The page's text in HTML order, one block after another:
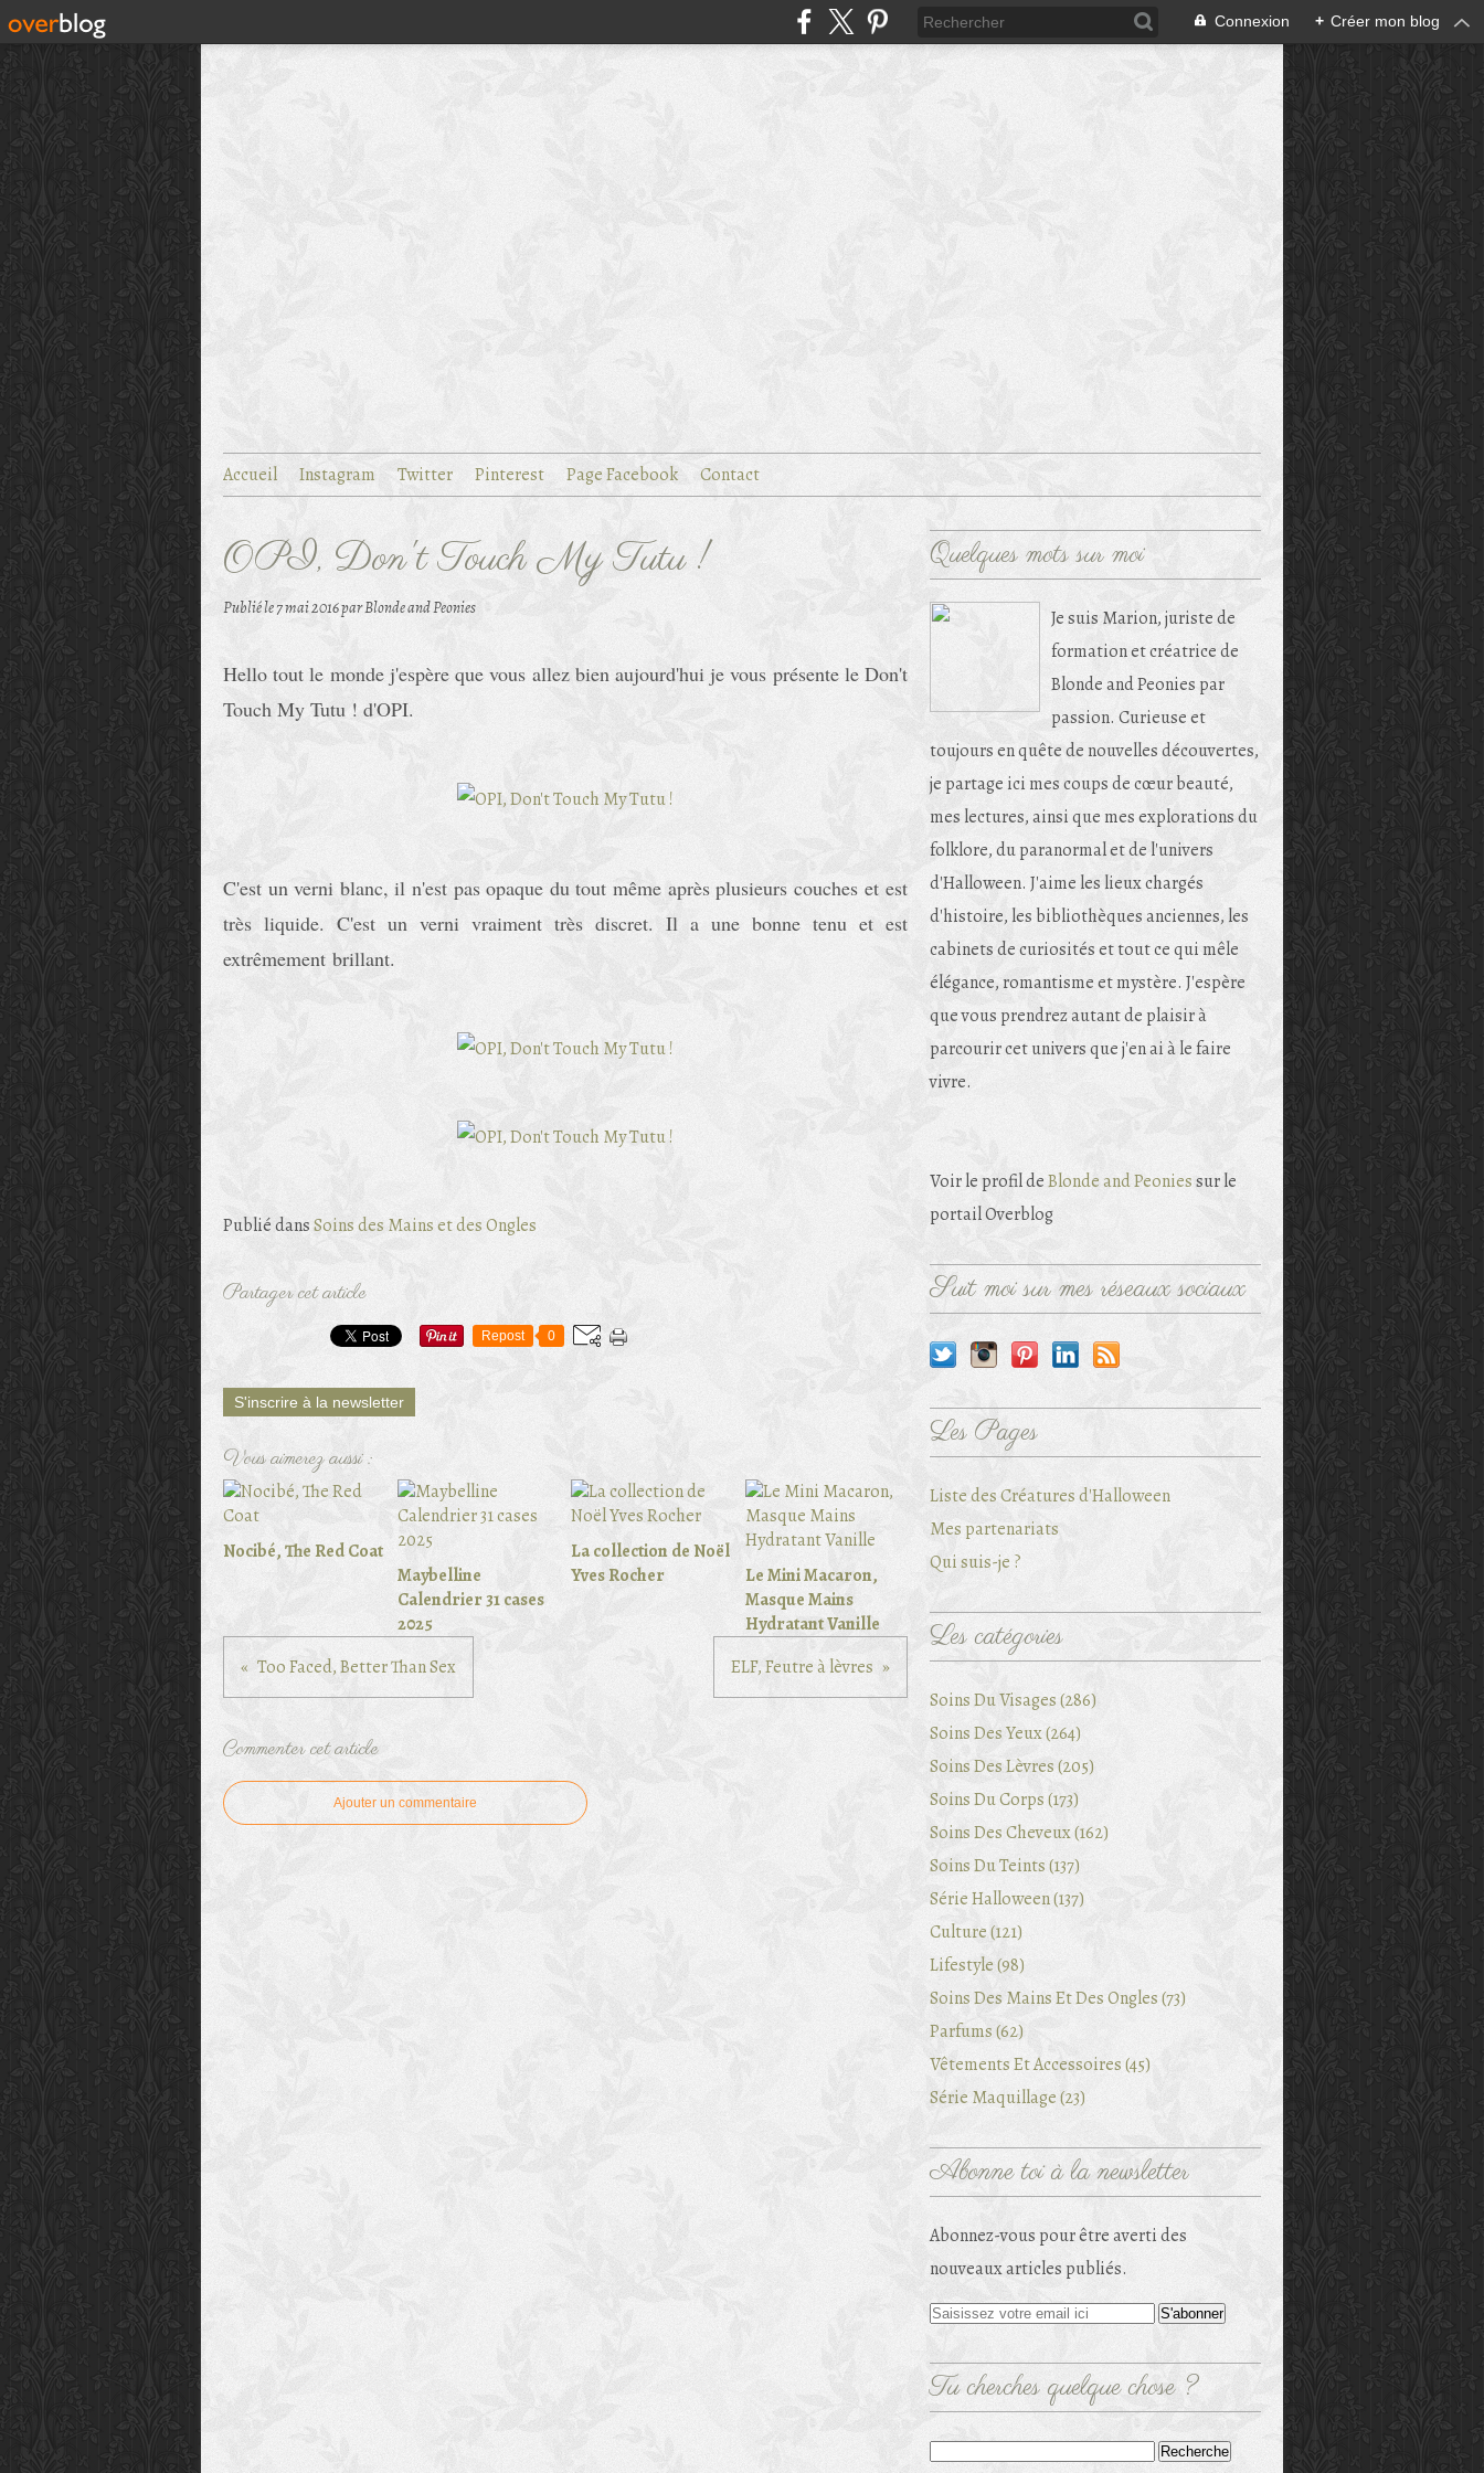
Connexion + Créer mon blog
Accueil Instagram Twitter Pinterest Page Facebook Contact
OPI, Don't Touch My Tutu !
Publié le7 mai 2016par Blonde and Peonies
Hello tout le monde j'espère que vous allez bien aujourd'hui je vous présente le Don't
Touch My Tutu ! d'OPI.
C'est un verni blanc, il n'est pas opaque du tout même après plusieurs couches et est
très liquide. C'est un verni vraiment très discret. Il a une bonne tenu et est
extrêmement brillant.
Publié dansSoins des Mains et des Ongles
Partager cet article
Repost 0
S'inscrire à la newsletter
Vous aimerez aussi :
Nocibé, The Red Coat
Maybelline
Calendrier 31 cases
2025
La collection de Noël
Yves Rocher
Le Mini Macaron,
Masque Mains
Hydratant Vanille
Too Faced, Better Than Sex
ELF, Feutre à lèvres
Commenter cet article
Ajouter un commentaire
Quelques mots sur moi
Je suis Marion, juriste de
formation et créatrice de
Blonde and Peonies par
passion. Curieuse et
toujours en quête de nouvelles découvertes,
je partage ici mes coups de cœur beauté,
mes lectures, ainsi que mes explorations du
folklore, du paranormal et de l'univers
d'Halloween. J'aime les lieux chargés
d'histoire, les bibliothèques anciennes, les
cabinets de curiosités et tout ce qui mêle
élégance, romantisme et mystère. J'espère
que vous prendrez autant de plaisir à
parcourir cet univers que j'en ai à le faire
vivre.
Voir le profil deBlonde and Peoniessur le
portail Overblog
Suit moi sur mes réseaux sociaux
Les Pages
Liste des Créatures d'Halloween
Mes partenariats
Qui suis-je ?
Les catégories
Soins Du Visages (286)
Soins Des Yeux (264)
Soins Des Lèvres (205)
Soins Du Corps (173)
Soins Des Cheveux (162)
Soins Du Teints (137)
Série Halloween (137)
Culture (121)
Lifestyle (98)
Soins Des Mains Et Des Ongles (73)
Parfums (62)
Vêtements Et Accessoires (45)
Série Maquillage (23)
Abonne toi à la newsletter
Abonnez-vous pour être averti des
nouveaux articles publiés.
Tu cherches quelque chose ?